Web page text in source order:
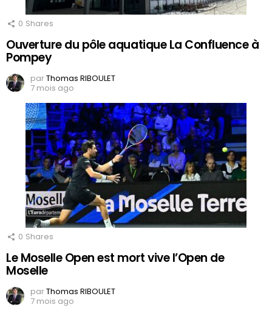
0 Shares
Ouverture du pôle aquatique La Confluence à
Pompey
parThomas RIBOULET
7 mois ago
0 Shares
Le Moselle Open est mort vive l’Open de
Moselle
parThomas RIBOULET
7 mois ago